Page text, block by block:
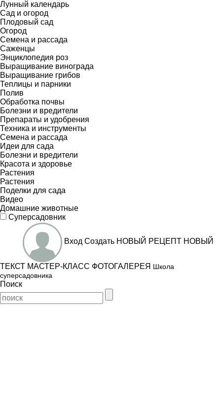
Лунный календарь
Сад и огород
Плодовый сад
Огород
Семена и рассада
Саженцы
Энциклопедия роз
Выращивание винограда
Выращивание грибов
Теплицы и парники
Полив
Обработка почвы
Болезни и вредители
Препараты и удобрения
Техника и инструменты
Семена и рассада
Идеи для сада
Болезни и вредители
Красота и здоровье
Растения
Растения
Поделки для сада
Видео
Домашние животные
Суперсадовник
Вход Создать НОВЫЙ РЕЦЕПТ НОВЫЙ
ТЕКСТ МАСТЕР-КЛАСС ФОТОГАЛЕРЕЯ Школа
суперсадовника
Поиск